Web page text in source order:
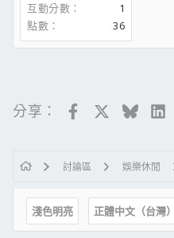
互動分數
1
點數
36
分享： Facebook
討論區 娛樂休閒
淺色明亮 正體中文（台灣）